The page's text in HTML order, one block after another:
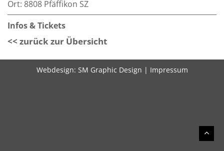
Ort: 8808 Pfäffikon SZ
Infos & Tickets
<< zurück zur Übersicht
Webdesign: SM Graphic Design | Impressum